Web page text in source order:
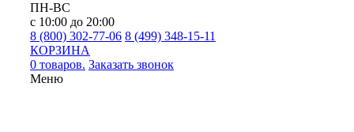
ПН-ВС
с 10:00 до 20:00
8 (800) 302-77-06 8 (499) 348-15-11
КОРЗИНА
0 товаров. Заказать звонок
Меню